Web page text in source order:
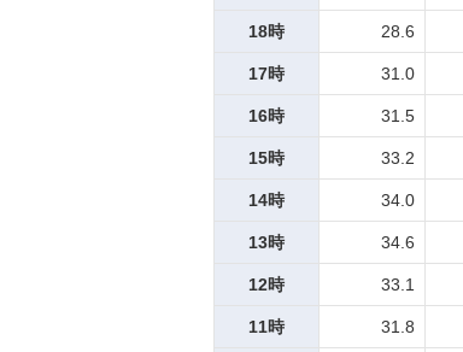
18時 28.6
17時 31.0
16時 31.5
15時 33.2
14時 34.0
13時 34.6
12時 33.1
11時 31.8